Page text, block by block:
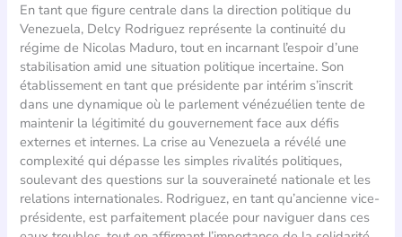
En tant que figure centrale dans la direction politique du
Venezuela, Delcy Rodriguez représente la continuité du
régime de Nicolas Maduro, tout en incarnant l’espoir d’une
stabilisation amid une situation politique incertaine. Son
établissement en tant que présidente par intérim s’inscrit
dans une dynamique où le parlement vénézuélien tente de
maintenir la légitimité du gouvernement face aux défis
externes et internes. La crise au Venezuela a révélé une
complexité qui dépasse les simples rivalités politiques,
soulevant des questions sur la souveraineté nationale et les
relations internationales. Rodriguez, en tant qu’ancienne vice-
présidente, est parfaitement placée pour naviguer dans ces